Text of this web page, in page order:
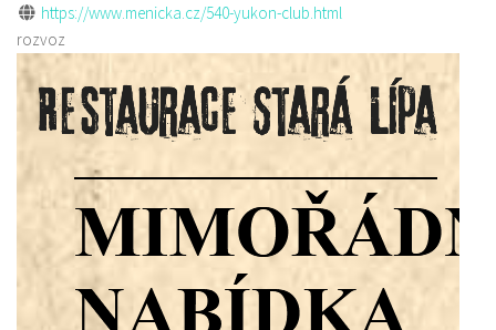
https://www.menicka.cz/540-yukon-club.html
rozvoz